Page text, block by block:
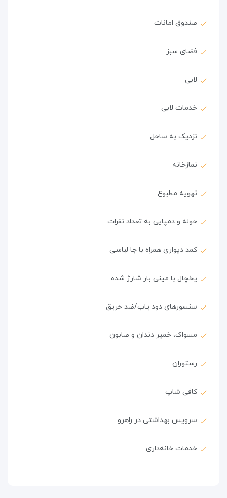
صندوق امانات
فضای سبز
لابی
خدمات لابی
نزدیک به ساحل
نمازخانه
تهویه مطبوع
حوله و دمپایی به تعداد نفرات
کمد دیواری همراه با جا لباسی
یخچال با مینی بار شارژ شده
سنسورهای دود یاب/ضد حریق
مسواک، خمیر دندان و صابون
رستوران
کافی شاپ
سرویس بهداشتی در راهرو
خدمات خانه‌داری